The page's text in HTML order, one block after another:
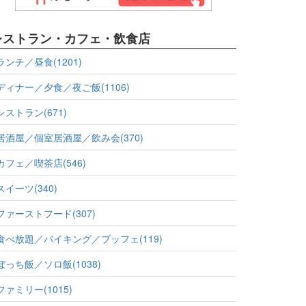
ストラン・カフェ・飲食店
ンチ／昼食(1201)
ィナー／夕食／夜ご飯(1106)
ストラン(671)
酒屋／個室居酒屋／飲み会(370)
フェ／喫茶店(546)
イーツ(340)
ァーストフード(307)
べ放題／バイキング／ブッフェ(119)
っち飯／ソロ飯(1038)
ァミリー(1015)